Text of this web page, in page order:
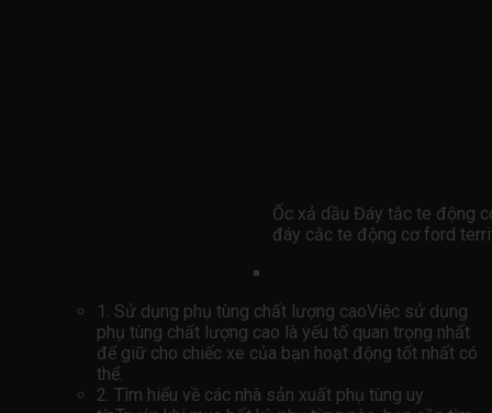
Ốc xả dầu Đáy tắc te động
đáy cắc te động cơ ford
1. Sử dụng phụ tùng chất lượng caoViệc sử dụng
phụ tùng chất lượng cao là yếu tố quan trọng nhất
để giữ cho chiếc xe của bạn hoạt động tốt nhất có
thể.
2. Tìm hiểu về các nhà sản xuất phụ tùng uy